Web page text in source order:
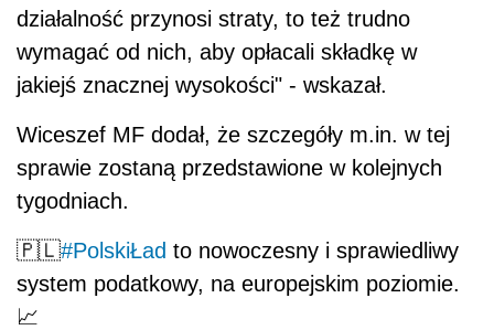
działalność przynosi straty, to też trudno
wymagać od nich, aby opłacali składkę w
jakiejś znacznej wysokości" - wskazał.
Wiceszef MF dodał, że szczegóły m.in. w tej
sprawie zostaną przedstawione w kolejnych
tygodniach.
🇵🇱#PolskiŁad to nowoczesny i sprawiedliwy
system podatkowy, na europejskim poziomie.
📈